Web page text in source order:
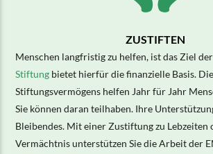
ZUSTIFTEN
Menschen langfristig zu helfen, ist das Ziel
Stiftung bietet hierfür die finanzielle Basis.
Stiftungsvermögens helfen Jahr für Jahr
Sie können daran teilhaben. Ihre
Bleibendes. Mit einer Zustiftung zu Lebzeiten
Vermächtnis unterstützen Sie die Arbeit der